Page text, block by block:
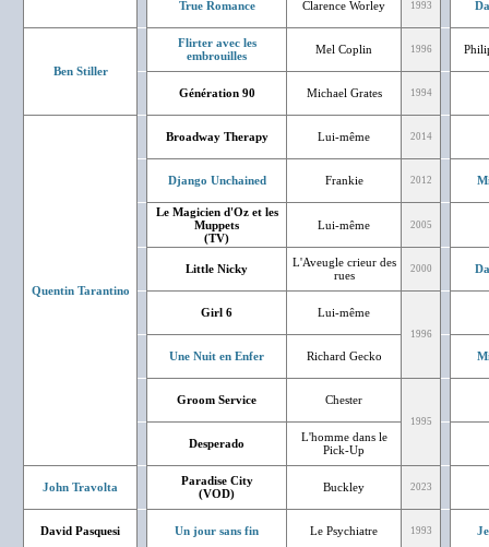
True Romance Clarence Worley 1993
Ben Stiller
Flirter avec les
embrouilles
Mel Coplin 1996
Génération 90 Michael Grates 1994
Quentin Tarantino
Broadway Therapy Lui-même 2014
Django Unchained Frankie 2012
Le Magicien d'Oz et les
Muppets
(TV)
Lui-même 2005
Little Nicky
L'Aveugle crieur des
rues
2000
Girl 6 Lui-même
1996
Une Nuit en Enfer Richard Gecko
Groom Service Chester
1995
Desperado
L'homme dans le
Pick-Up
John Travolta
Paradise City
(VOD)
Buckley 2023
David Pasquesi Un jour sans fin Le Psychiatre 1993